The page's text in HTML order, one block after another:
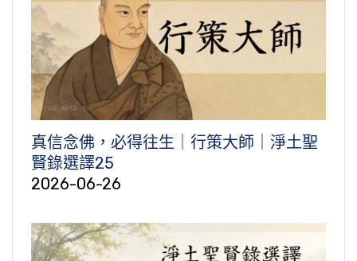
真信念佛，必得往生｜行策大師｜淨土聖
賢錄選譯25
2026-06-26